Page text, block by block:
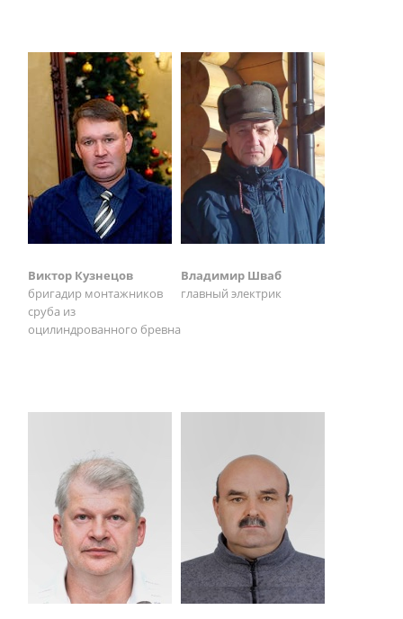
Виктор Кузнецов
бригадир монтажников
сруба из
оцилиндрованного бревна
Владимир Шваб
главный электрик